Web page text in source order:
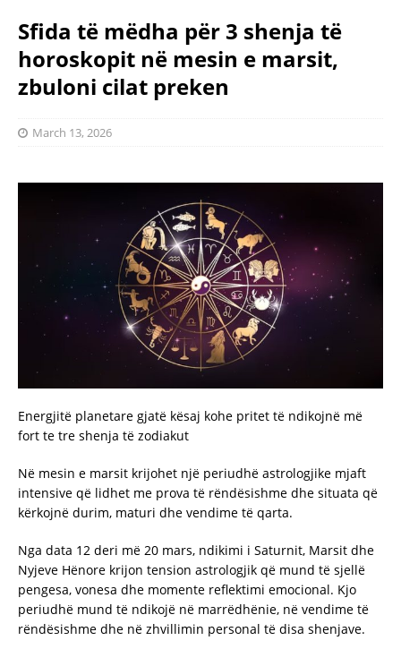
Sfida të mëdha për 3 shenja të
horoskopit në mesin e marsit,
zbuloni cilat preken
March 13, 2026
Energjitë planetare gjatë kësaj kohe pritet të ndikojnë më
fort te tre shenja të zodiakut
Në mesin e marsit krijohet një periudhë astrologjike mjaft
intensive që lidhet me prova të rëndësishme dhe situata që
kërkojnë durim, maturi dhe vendime të qarta.
Nga data 12 deri më 20 mars, ndikimi i Saturnit, Marsit dhe
Nyjeve Hënore krijon tension astrologjik që mund të sjellë
pengesa, vonesa dhe momente reflektimi emocional. Kjo
periudhë mund të ndikojë në marrëdhënie, në vendime të
rëndësishme dhe në zhvillimin personal të disa shenjave.